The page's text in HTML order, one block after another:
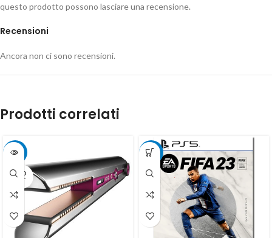
Recensioni
Ancora non ci sono recensioni.
questo prodotto possono lasciare una recensione.
Prodotti correlati
-4%
SOLD
OUT
-75%